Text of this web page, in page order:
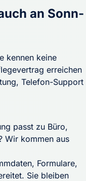
an Sonn-
kennen keine
erreichen
Telefon-Support
passt zu Büro,
Wir kommen aus
Formulare,
Sie bleiben